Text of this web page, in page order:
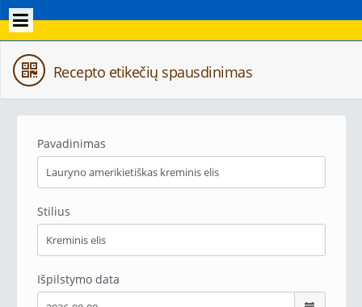
Recepto etikečių spausdinimas
Pavadinimas
Stilius
Išpilstymo data